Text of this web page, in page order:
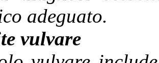
adeguato.
vulvare